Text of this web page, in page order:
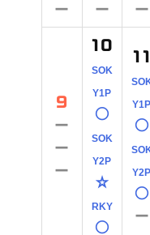
－
－
－
9
－
－
－
10
SOK
Y1P
○
SOK
Y2P
☆
RKY
○
11
Y1P
○
Y2P
○
－